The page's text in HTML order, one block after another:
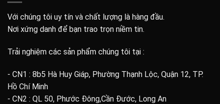
Với chúng tôi uy tín và chất lượng là hàng đầu.
Nơi xứng danh để bạn trao trọn niềm tin.
Trải nghiệm các sản phẩm chúng tôi tại :
- CN1 : 8b5 Hà Huy Giáp, Phường Thạnh Lộc, Quận 12, TP.
Hồ Chí Minh
- CN2 : QL 50, Phước Đông,Cần Đước, Long An